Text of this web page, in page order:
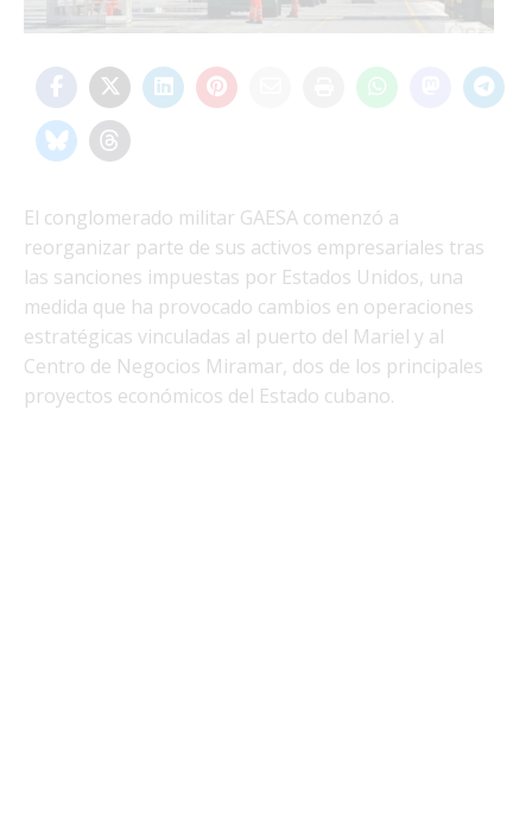
El conglomerado militar GAESA comenzó a
reorganizar parte de sus activos empresariales tras
las sanciones impuestas por Estados Unidos, una
medida que ha provocado cambios en operaciones
estratégicas vinculadas al puerto del Mariel y al
Centro de Negocios Miramar, dos de los principales
proyectos económicos del Estado cubano.